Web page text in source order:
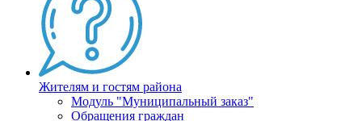
Жителям и гостям района
Модуль "Муниципальный заказ"
Обращения граждан